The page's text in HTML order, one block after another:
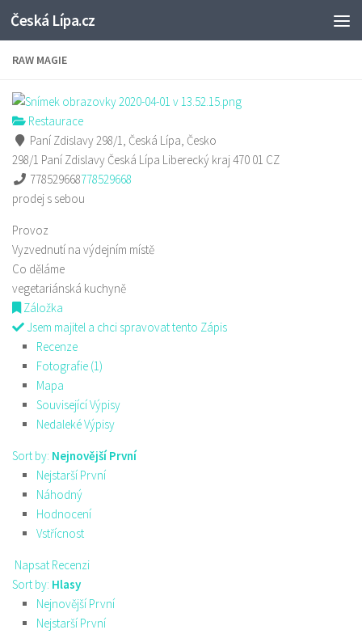
Skip to content
Česká Lípa.cz
RAW MAGIE
Restaurace
Paní Zdislavy 298/1, Česká Lípa, Česko
298/1 Paní Zdislavy Česká Lípa Liberecký kraj470 01 CZ
778529668778529668
prodej s sebou
Provoz
Vyzvednutí na výdejním místě
Co děláme
vegetariánská kuchyně
Záložka
Jsem majitel a chci spravovat tento Zápis
Recenze
Fotografie (1)
Mapa
Související Výpisy
Nedaleké Výpisy
Sort by: Nejnovější První
Nejstarší První
Náhodný
Hodnocení
Vstřícnost
Napsat Recenzi
Sort by: Hlasy
Nejnovější První
Nejstarší První